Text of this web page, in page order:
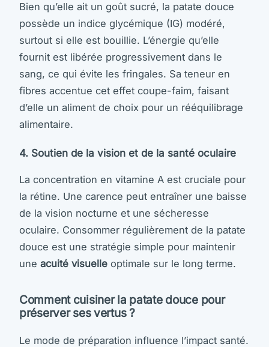
Bien qu’elle ait un goût sucré, la patate douce
possède un indice glycémique (IG) modéré,
surtout si elle est bouillie. L’énergie qu’elle
fournit est libérée progressivement dans le
sang, ce qui évite les fringales. Sa teneur en
fibres accentue cet effet coupe-faim, faisant
d’elle un aliment de choix pour un rééquilibrage
alimentaire.
4. Soutien de la vision et de la santé oculaire
La concentration en vitamine A est cruciale pour
la rétine. Une carence peut entraîner une baisse
de la vision nocturne et une sécheresse
oculaire. Consommer régulièrement de la patate
douce est une stratégie simple pour maintenir
une acuité visuelle optimale sur le long terme.
Comment cuisiner la patate douce pour
préserver ses vertus ?
Le mode de préparation influence l’impact santé.